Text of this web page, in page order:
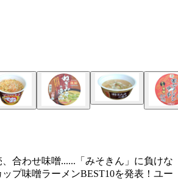
◯264円（東洋水産）
◯264円（東洋水産）
限定）
き札幌味噌ラーメン」◯320円（日清
の味純連札幌濃厚みそ」◯280円（サ
れ札幌濃厚みそ」◯321円（セブンプ
合わせ味噌......「みそきん」に負けな
プ味噌ラーメンBEST10を発表！ユー